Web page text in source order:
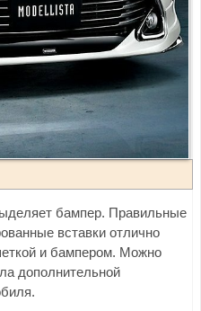
бампер. Правильные
вставки отлично
и бампером. Можно
дополнительной